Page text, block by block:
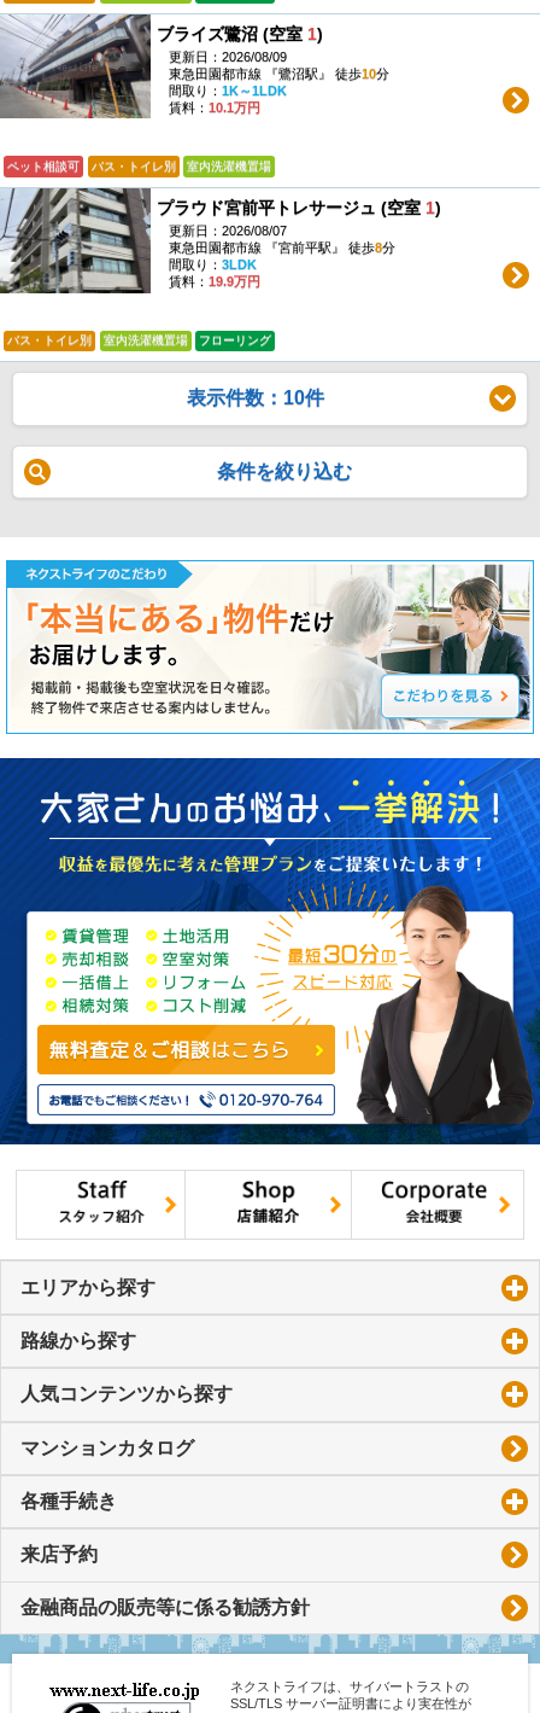
ブライズ鷺沼 (空室 1)
更新日：2026/08/09
東急田園都市線 『鷺沼駅』 徒歩10分
間取り： 1K～1LDK
賃料： 10.1万円
ペット相談可 バス・トイレ別 室内洗濯機置場
プラウド宮前平トレサージュ (空室 1)
更新日：2026/08/07
東急田園都市線 『宮前平駅』 徒歩8分
間取り： 3LDK
賃料： 19.9万円
バス・トイレ別 室内洗濯機置場 フローリング
表示件数：10件
条件を絞り込む
エリアから探す
路線から探す
人気コンテンツから探す
マンションカタログ
各種手続き
来店予約
金融商品の販売等に係る勧誘方針
ネクストライフは、サイバートラストの
SSL/TLS サーバー証明書により実在性が